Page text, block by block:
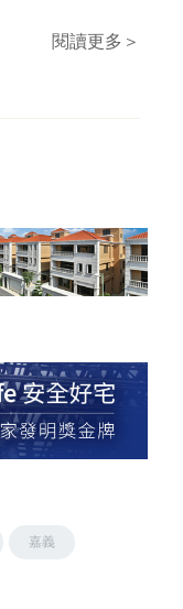
閱讀更多＞
嘉義